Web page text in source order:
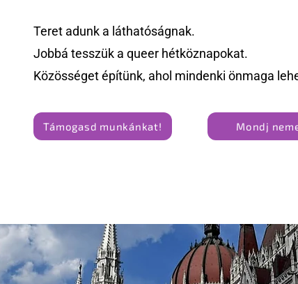
Teret adunk a láthatóságnak.
Jobbá tesszük a queer hétköznapokat.
Közösséget építünk, ahol mindenki önmaga
Támogasd munkánkat! Mondj